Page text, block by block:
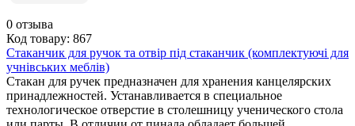
0 отзыва
Код товару: 867
Стаканчик для ручок та отвір під стаканчик (комплектуючі для
учнівських меблів)
Стакан для ручек предназначен для хранения канцелярских
принадлежностей. Устанавливается в специальное
технологическое отверстие в столешницу ученического стола